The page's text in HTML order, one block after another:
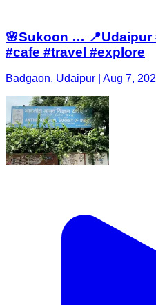
🌸Sukoon …
#cafe #travel #explore
Badgaon, Udaipur | Aug 7,